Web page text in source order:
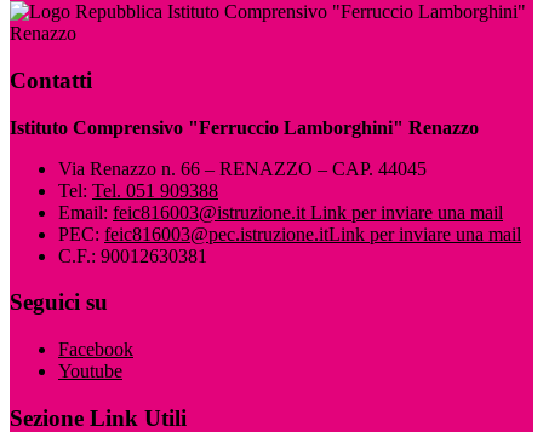
Istituto Comprensivo "Ferruccio Lamborghini"
Renazzo
Contatti
Istituto Comprensivo "Ferruccio Lamborghini" Renazzo
Via Renazzo n. 66 – RENAZZO – CAP. 44045
Tel: Tel. 051 909388
Email: feic816003@istruzione.it Link per inviare una mail
PEC: feic816003@pec.istruzione.itLink per inviare una mail
C.F.: 90012630381
Seguici su
Facebook
Youtube
Sezione Link Utili